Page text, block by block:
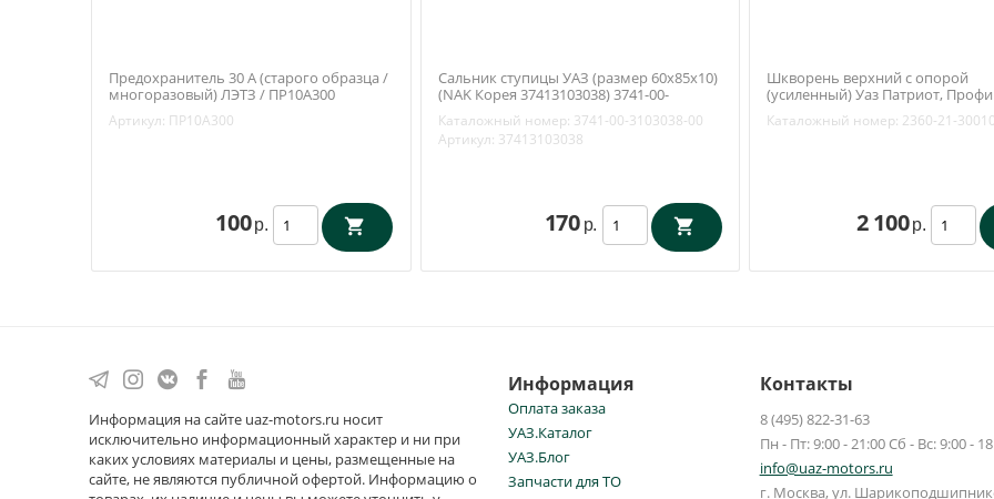
Предохранитель 30 А (старого образца /
многоразовый) ЛЭТЗ / ПР10А300
Артикул: ПР10А300
100 р.
Сальник ступицы УАЗ (размер 60х85х10)
(NAK Корея 37413103038) 3741-00-
Каталожный номер: 3741-00-3103038-00
Артикул: 37413103038
170 р.
Шкворень верхний с опорой
(усиленный) Уаз Патриот, Профи
/ Бийск) 2360-21-3001014-00
Каталожный номер: 2360-21-
2 100 р.
Информация на сайте uaz-motors.ru носит
исключительно информационный характер и ни при
каких условиях материалы и цены, размещенные на
сайте, не являются публичной офертой. Информацию о
Информация
Оплата заказа
УАЗ.Каталог
УАЗ.Блог
Запчасти для ТО
Контакты
8 (495) 822-31-63
Пн - Пт: 9:00 - 21:00 Сб - Вс: 9:00 -
info@uaz-motors.ru
г. Москва, ул.